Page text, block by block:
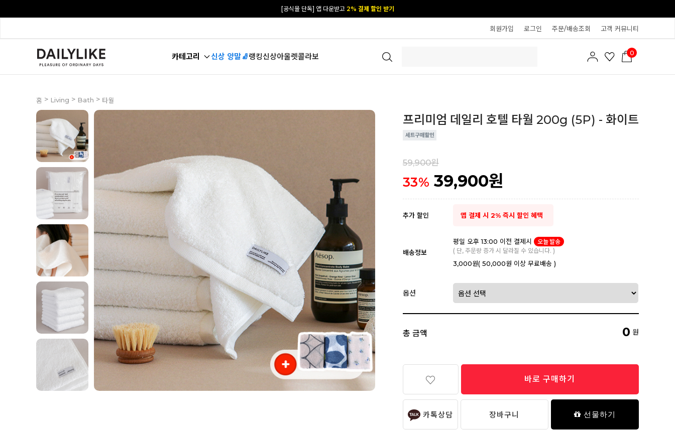
[공식몰 단독] 앱 다운받고 2% 결제 할인 받기
회원가입 로그인 주문/배송조회 고객 커뮤니티
카테고리 신상 양말🧦랭킹신상아울렛콜라보 0
홈 > Living > Bath > 타월
프리미엄 데일리 호텔 타월 200g (5P) - 화이트
59,900원
33% 39,900원
추가 할인 앱 결제 시 2% 즉시 할인 혜택
배송정보
평일 오후 13:00 이전 결제시
오늘 발송
( 단, 주문량 증가 시 달라질 수 있습니다. )
3,000원( 50,000원 이상 무료배송 )
옵션
총 금액 0 원
바로 구매하기
카톡상담 장바구니 선물하기